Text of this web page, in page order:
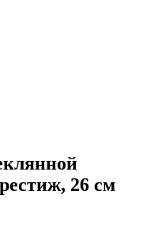
26 см